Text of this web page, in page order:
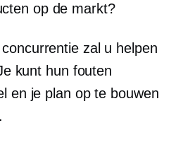
op de markt?
zal u helpen
kunt hun fouten
en je plan op te bouwen